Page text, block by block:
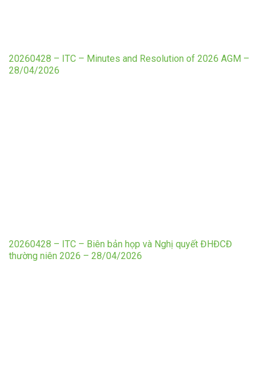
20260428 – ITC – Minutes and Resolution of 2026 AGM –
28/04/2026
20260428 – ITC – Biên bản họp và Nghị quyết ĐHĐCĐ
thường niên 2026 – 28/04/2026